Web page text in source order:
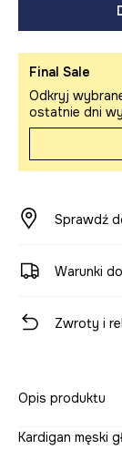
Final Sale
Odkryj
ostatnie dni
Sprawdź
Warunki
Zwroty i
Opis produktu
Kardigan męski